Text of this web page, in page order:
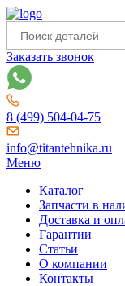
Заказать звонок
8 (499) 504-04-75
info@titantehnika.ru
Меню
Каталог
Запчасти в
Доставка и
Гарантии
Статьи
О компании
Контакты